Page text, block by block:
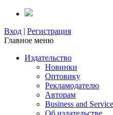
Вход | Регистрация
Главное меню
Издательство
Новинки
Оптовику
Рекламодателю
Авторам
Business and
Об издательстве